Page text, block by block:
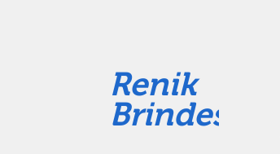
Renik
Brindes